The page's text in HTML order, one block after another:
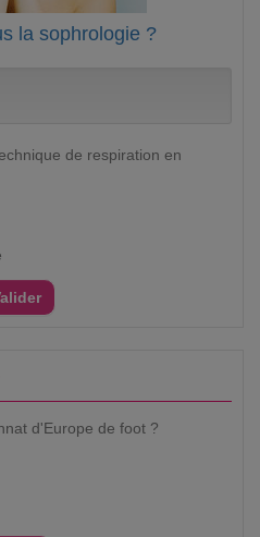
la sophrologie ?
de respiration en
d'Europe de foot ?